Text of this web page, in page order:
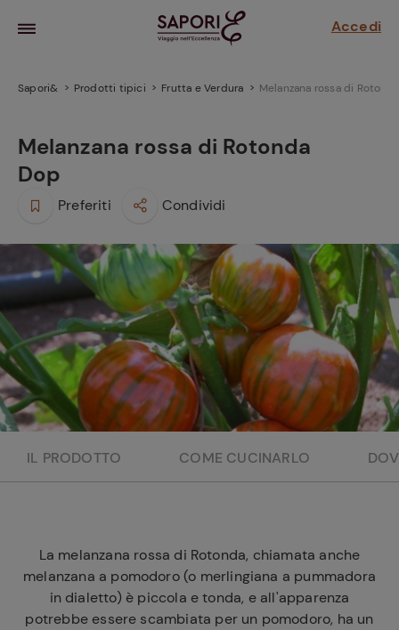
Accedi
e
ricetta
il
sensi di
Sapori& Prodotti tipici Frutta e Verdura Melanzana rossa di
Melanzana rossa di Rotonda
Dop
Preferiti Condividi
IL PRODOTTO COME CUCINARLO
La melanzana rossa di Rotonda, chiamata anche
melanzana a pomodoro (o merlingiana a pummadora
in dialetto) è piccola e tonda, e all'apparenza
potrebbe essere scambiata per un pomodoro, ha un